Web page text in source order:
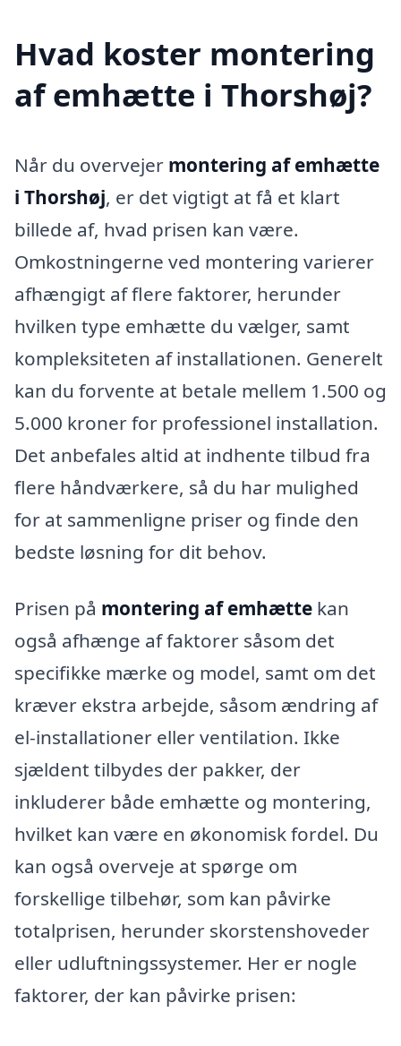
Hvad koster montering
af emhætte i Thorshøj?
Når du overvejer montering af emhætte
i Thorshøj, er det vigtigt at få et klart
billede af, hvad prisen kan være.
Omkostningerne ved montering varierer
afhængigt af flere faktorer, herunder
hvilken type emhætte du vælger, samt
kompleksiteten af installationen. Generelt
kan du forvente at betale mellem 1.500 og
5.000 kroner for professionel installation.
Det anbefales altid at indhente tilbud fra
flere håndværkere, så du har mulighed
for at sammenligne priser og finde den
bedste løsning for dit behov.
Prisen på montering af emhætte kan
også afhænge af faktorer såsom det
specifikke mærke og model, samt om det
kræver ekstra arbejde, såsom ændring af
el-installationer eller ventilation. Ikke
sjældent tilbydes der pakker, der
inkluderer både emhætte og montering,
hvilket kan være en økonomisk fordel. Du
kan også overveje at spørge om
forskellige tilbehør, som kan påvirke
totalprisen, herunder skorstenshoveder
eller udluftningssystemer. Her er nogle
faktorer, der kan påvirke prisen: